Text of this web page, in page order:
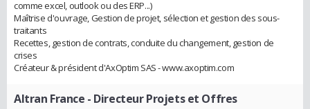
comme excel, outlook ou des ERP...)
Maîtrise d'ouvrage, Gestion de projet, sélection et gestion des sous-
traitants
Recettes, gestion de contrats, conduite du changement, gestion de
crises
Créateur & président d'AxOptim SAS - www.axoptim.com
Altran France - Directeur Projets et Offres